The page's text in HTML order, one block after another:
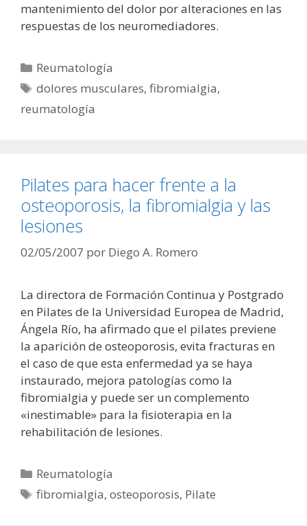
mantenimiento del dolor por alteraciones en las
respuestas de los neuromediadores.
Categorías
Reumatología
Etiquetas
dolores musculares,fibromialgia,
reumatología
Pilates para hacer frente a la
osteoporosis, la fibromialgia y las
lesiones
02/05/2007 por Diego A. Romero
La directora de Formación Continua y Postgrado
en Pilates de la Universidad Europea de Madrid,
Ángela Río, ha afirmado que el pilates previene
la aparición de osteoporosis, evita fracturas en
el caso de que esta enfermedad ya se haya
instaurado, mejora patologías como la
fibromialgia y puede ser un complemento
«inestimable» para la fisioterapia en la
rehabilitación de lesiones.
Categorías
Reumatología
Etiquetas
fibromialgia,osteoporosis, Pilate